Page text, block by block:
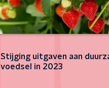
Stijging uitgaven aan
voedsel in 2023